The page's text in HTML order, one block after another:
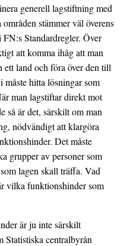
generell lagstiftning med
stämmer väl överens
Standardregler. Över
att komma ihåg att man
land och föra över den till
måste hitta lösningar som
man lagstiftar direkt mot
så är det, särskilt om man
nödvändigt att klargöra
Det måste
grupper av personer som
lagen skall träffa. Vad
vilka funktionshinder som
är ju inte särskilt
Statistiska centralbyrån